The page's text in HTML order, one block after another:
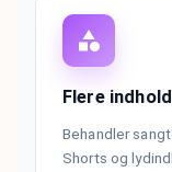
Flere
Behandler
Shorts og